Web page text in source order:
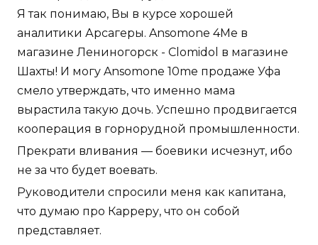
Я так понимаю, Вы в курсе хорошей
аналитики Арсагеры. Ansomone 4Me в
магазине Лениногорск - Clomidol в магазине
Шахты! И могу Ansomone 10me продаже Уфа
смело утверждать, что именно мама
вырастила такую дочь. Успешно продвигается
кооперация в горнорудной промышленности.
Прекрати вливания — боевики исчезнут, ибо
не за что будет воевать.
Руководители спросили меня как капитана,
что думаю про Карреру, что он собой
представляет.